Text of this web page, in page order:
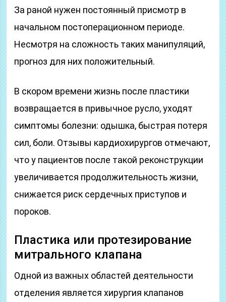
За раной нужен постоянный присмотр в
начальном постоперационном периоде.
Несмотря на сложность таких манипуляций,
прогноз для них положительный.
В скором времени жизнь после пластики
возвращается в привычное русло, уходят
симптомы болезни: одышка, быстрая потеря
сил, боли. Отзывы кардиохирургов отмечают,
что у пациентов после такой реконструкции
увеличивается продолжительность жизни,
снижается риск сердечных приступов и
пороков.
Пластика или протезирование
митрального клапана
Одной из важных областей деятельности
отделения является хирургия клапанов